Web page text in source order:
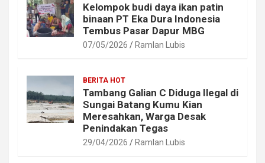
Kelompok budi daya ikan patin
binaan PT Eka Dura Indonesia
Tembus Pasar Dapur MBG
07/05/2026 Ramlan Lubis
BERITA HOT
Tambang Galian C Diduga Ilegal di
Sungai Batang Kumu Kian
Meresahkan, Warga Desak
Penindakan Tegas
29/04/2026 Ramlan Lubis